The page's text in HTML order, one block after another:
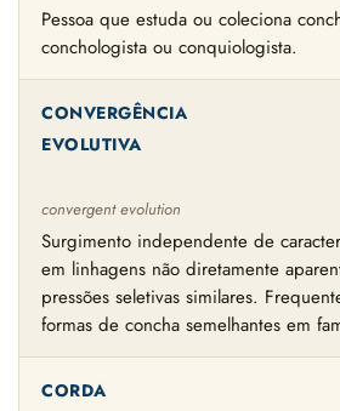
Pessoa que estuda ou coleciona
conchologista ou conquiologista.
CONVERGÊNCIA
EVOLUTIVA
convergent evolution
Surgimento independente de
em linhagens não diretamente
pressões seletivas similares.
formas de concha semelhantes em
CORDA